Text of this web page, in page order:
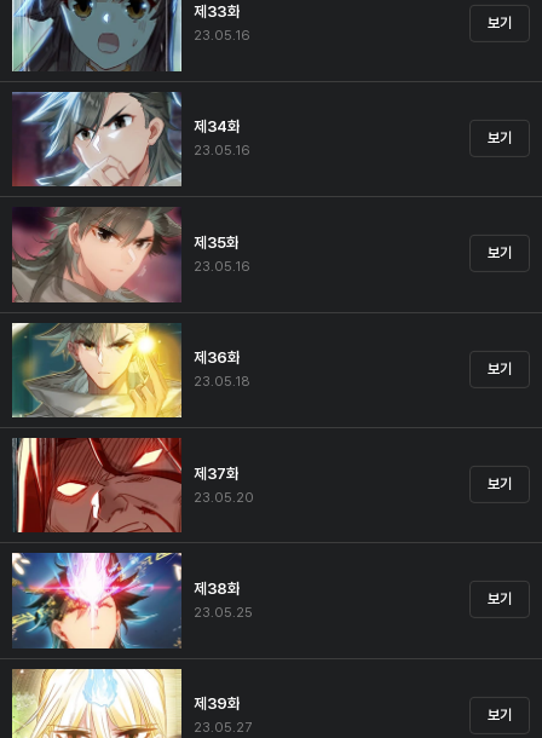
제33화
23.05.16
보기
제34화
23.05.16
보기
제35화
23.05.16
보기
제36화
23.05.18
보기
제37화
23.05.20
보기
제38화
23.05.25
보기
제39화
23.05.27
보기